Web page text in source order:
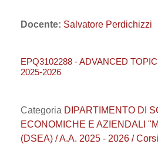
Docente: Salvatore Perdichizzi
EPQ3102288 - ADVANCED
2025-2026
Categoria DIPARTIMENTO DI
ECONOMICHE E AZIENDALI
(DSEA) / A.A. 2025 - 2026 /